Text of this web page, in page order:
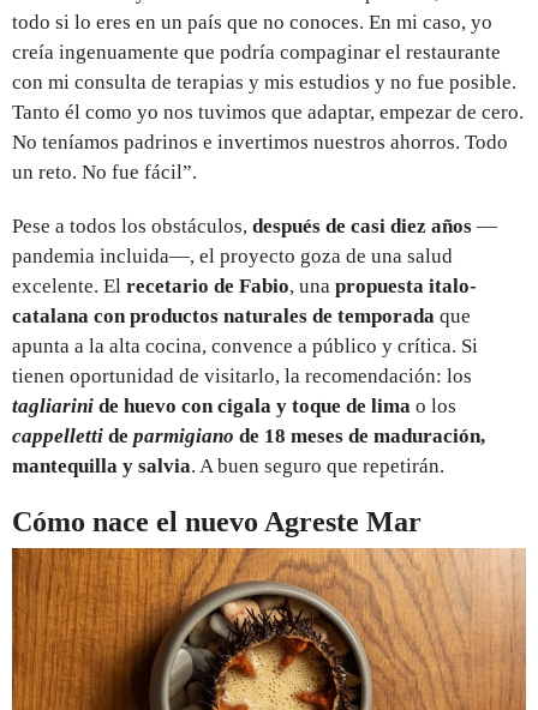
todo si lo eres en un país que no conoces. En mi caso, yo
creía ingenuamente que podría compaginar el restaurante
con mi consulta de terapias y mis estudios y no fue posible.
Tanto él como yo nos tuvimos que adaptar, empezar de cero.
No teníamos padrinos e invertimos nuestros ahorros. Todo
un reto. No fue fácil”.
Pese a todos los obstáculos, después de casi diez años —
pandemia incluida—, el proyecto goza de una salud
excelente. El recetario de Fabio, una propuesta italo-
catalana con productos naturales de temporada que
apunta a la alta cocina, convence a público y crítica. Si
tienen oportunidad de visitarlo, la recomendación: los
tagliarini de huevo con cigala y toque de lima o los
cappelletti de parmigiano de 18 meses de maduración,
mantequilla y salvia. A buen seguro que repetirán.
Cómo nace el nuevo Agreste Mar